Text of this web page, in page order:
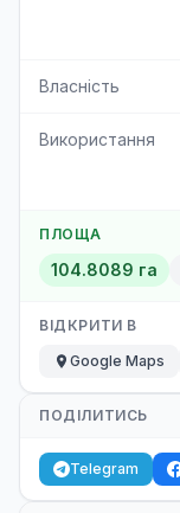
Власність
Використання
ПЛОЩА
104.8089 га
ВІДКРИТИ В
Google Maps
ПОДІЛИТИСЬ
Telegram